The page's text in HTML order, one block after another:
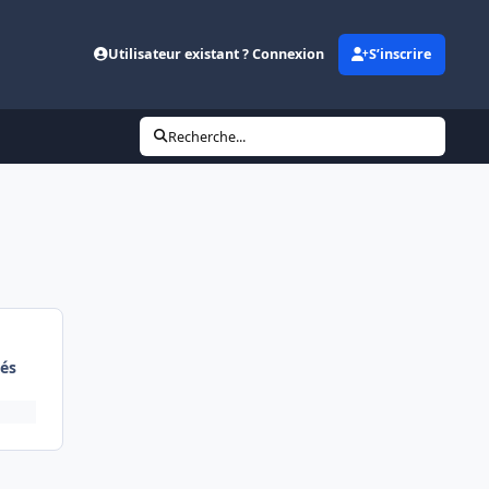
Utilisateur existant ? Connexion S’inscrire
Recherche...